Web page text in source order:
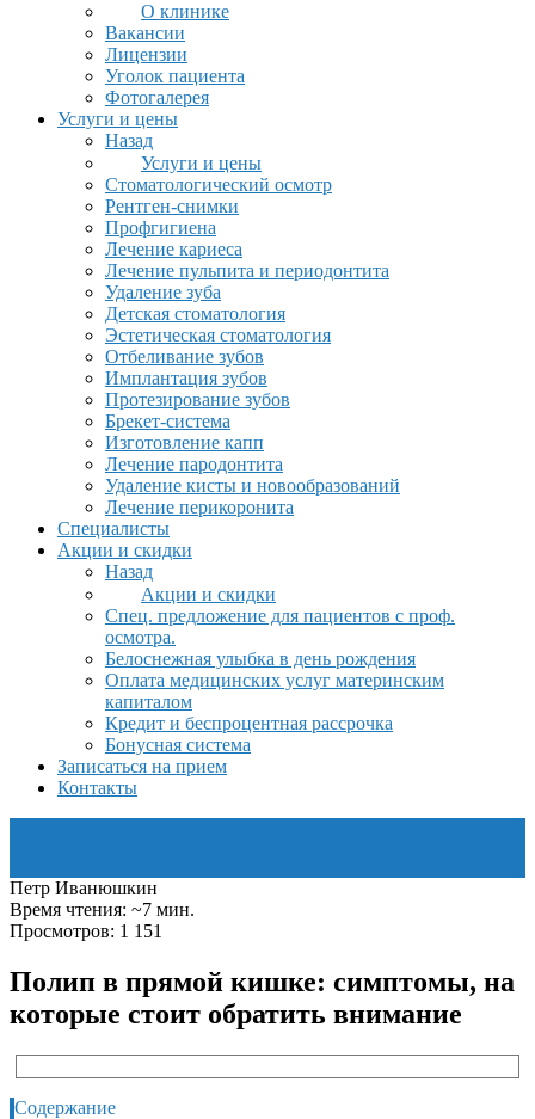
О клинике
Вакансии
Лицензии
Уголок пациента
Фотогалерея
Услуги и цены
Назад
Услуги и цены
Стоматологический осмотр
Рентген-снимки
Профгигиена
Лечение кариеса
Лечение пульпита и периодонтита
Удаление зуба
Детская стоматология
Эстетическая стоматология
Отбеливание зубов
Имплантация зубов
Протезирование зубов
Брекет-система
Изготовление капп
Лечение пародонтита
Удаление кисты и новообразований
Лечение перикоронита
Специалисты
Акции и скидки
Назад
Акции и скидки
Спец. предложение для пациентов с проф.
осмотра.
Белоснежная улыбка в день рождения
Оплата медицинских услуг материнским
капиталом
Кредит и беспроцентная рассрочка
Бонусная система
Записаться на прием
Контакты
Петр Иванюшкин
Время чтения: ~7 мин.
Просмотров: 1 151
Полип в прямой кишке: симптомы, на
которые стоит обратить внимание
Содержание